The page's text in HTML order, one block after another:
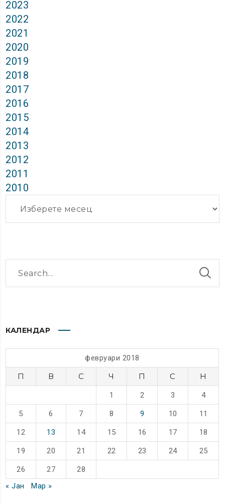
2023
2022
2021
2020
2019
2018
2017
2016
2015
2014
2013
2012
2011
2010
КАЛЕНДАР
февруари 2018
П В С Ч П С Н
1 2 3 4
5 6 7 8 9 10 11
12 13 14 15 16 17 18
19 20 21 22 23 24 25
26 27
28
« Јан
Мар »